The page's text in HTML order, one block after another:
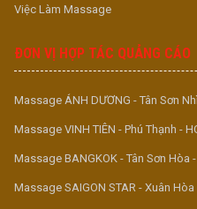
Việc Làm Massage
ĐƠN VỊ HỢP TÁC QUẢNG CÁO
Massage ÁNH DƯƠNG - Tân Sơn
Massage VINH TIÊN - Phú Thạnh -
Massage BANGKOK - Tân Sơn Hòa
Massage SAIGON STAR - Xuân Hòa